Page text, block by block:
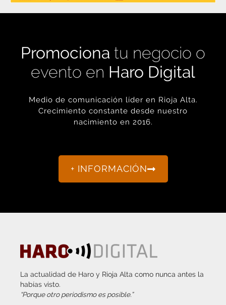
Promociona tu negocio o
evento en Haro Digital
Medio de comunicación líder en Rioja Alta.
Crecimiento constante desde nuestro
nacimiento en 2016.
+ INFORMACIÓN
La actualidad de Haro y Rioja Alta como nunca antes la
habías visto.
“Porque otro periodismo es posible.”